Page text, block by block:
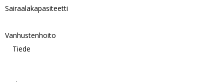
Sairaalakapasiteetti
Vanhustenhoito
Tiede